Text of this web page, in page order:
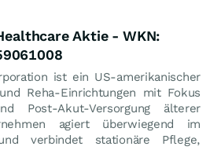
Aktie - WKN:
ist ein US-amerikanischer
Reha-Einrichtungen mit Fokus
Post-Akut-Versorgung älterer
agiert überwiegend im
verbindet stationäre Pflege,